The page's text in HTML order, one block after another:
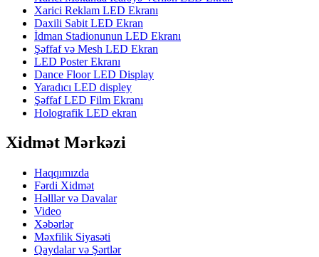
Xarici Reklam LED Ekranı
Daxili Sabit LED Ekran
İdman Stadionunun LED Ekranı
Şəffaf və Mesh LED Ekran
LED Poster Ekranı
Dance Floor LED Display
Yaradıcı LED displey
Şəffaf LED Film Ekranı
Holografik LED ekran
Xidmət Mərkəzi
Haqqımızda
Fərdi Xidmət
Həlllər və Davalar
Video
Xəbərlər
Məxfilik Siyasəti
Qaydalar və Şərtlər